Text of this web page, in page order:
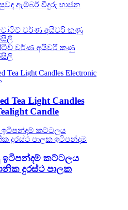
ඇම්බර් වීදුරු භාජන
වර්ණ අයිවරි කණු
Tea Light Candles
Candle
ඉටිපන්දම් කට්ටලය
දුරස්ථ පාලක